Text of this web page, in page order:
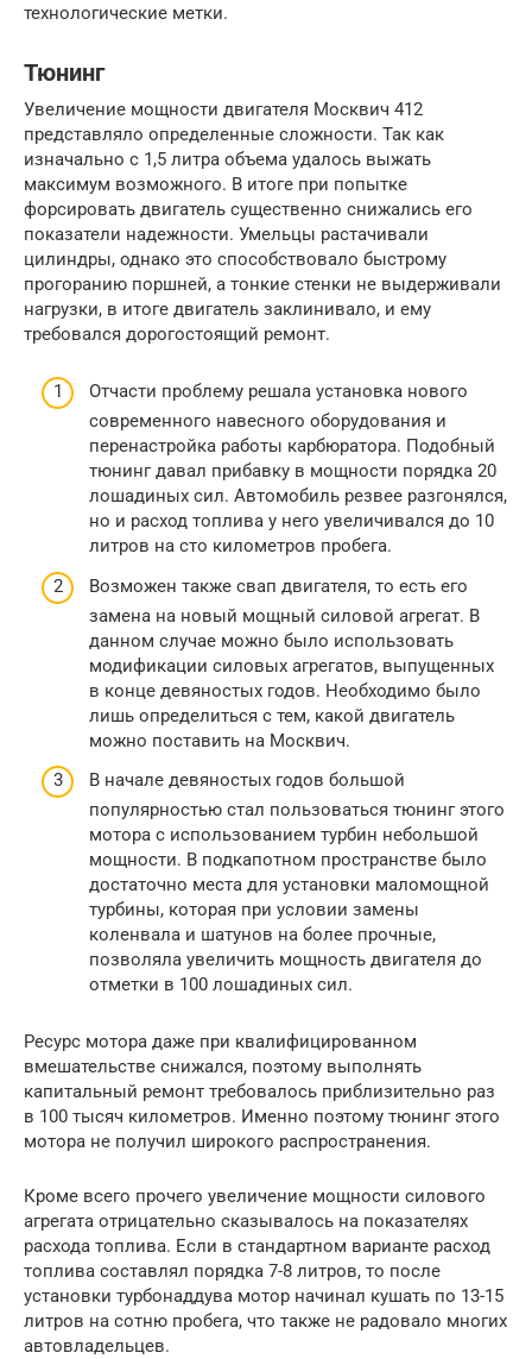
технологические метки.
Тюнинг
Увеличение мощности двигателя Москвич 412
представляло определенные сложности. Так как
изначально с 1,5 литра объема удалось выжать
максимум возможного. В итоге при попытке
форсировать двигатель существенно снижались его
показатели надежности. Умельцы растачивали
цилиндры, однако это способствовало быстрому
прогоранию поршней, а тонкие стенки не выдерживали
нагрузки, в итоге двигатель заклинивало, и ему
требовался дорогостоящий ремонт.
Отчасти проблему решала установка нового
современного навесного оборудования и
перенастройка работы карбюратора. Подобный
тюнинг давал прибавку в мощности порядка 20
лошадиных сил. Автомобиль резвее разгонялся,
но и расход топлива у него увеличивался до 10
литров на сто километров пробега.
Возможен также свап двигателя, то есть его
замена на новый мощный силовой агрегат. В
данном случае можно было использовать
модификации силовых агрегатов, выпущенных
в конце девяностых годов. Необходимо было
лишь определиться с тем, какой двигатель
можно поставить на Москвич.
В начале девяностых годов большой
популярностью стал пользоваться тюнинг этого
мотора с использованием турбин небольшой
мощности. В подкапотном пространстве было
достаточно места для установки маломощной
турбины, которая при условии замены
коленвала и шатунов на более прочные,
позволяла увеличить мощность двигателя до
отметки в 100 лошадиных сил.
Ресурс мотора даже при квалифицированном
вмешательстве снижался, поэтому выполнять
капитальный ремонт требовалось приблизительно раз
в 100 тысяч километров. Именно поэтому тюнинг этого
мотора не получил широкого распространения.
Кроме всего прочего увеличение мощности силового
агрегата отрицательно сказывалось на показателях
расхода топлива. Если в стандартном варианте расход
топлива составлял порядка 7-8 литров, то после
установки турбонаддува мотор начинал кушать по 13-15
литров на сотню пробега, что также не радовало многих
автовладельцев.